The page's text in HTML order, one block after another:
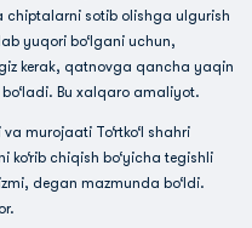
chiptalarni sotib olishga ulgurish
yuqori bo‘lgani uchun,
kerak, qatnovga qancha yaqin
Bu xalqaro amaliyot.
murojaati To‘rtko‘l shahri
chiqish bo‘yicha tegishli
degan mazmunda bo‘ldi.